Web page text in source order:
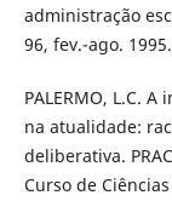
administração
96, fev.-ago. 1995.
PALERMO, L.C.
na atualidade:
deliberativa.
Curso de